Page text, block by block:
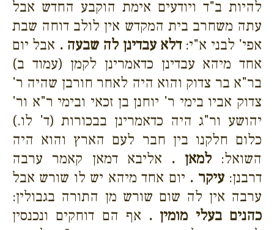
להיות ב"ד ויודעים אימת הוקבע החדש אבל
עתה משחרב בית המקדש אין לולב דוחה שבת
אפי' לבני א"י:דלא עבדינן לה שבעה . אבל יום
אחד מיהא עבדינן כדאמרינן לקמן (עמוד ב)
בר"א בר צדוק והוא היה לאחר חורבן שהיה ר'
צדוק אביו בימי ר' יוחנן בן זכאי ובימי ר"א ור'
יהושע ור"ג היה כדאמרינן בבכורות (ד' לו.)
כלום חלקנו בין חבר לעם הארץ והוא היה
השואל:למאן . אליבא דמאן קאמר ערבה
דרבנן:עיקר . יום אחד מיהא יש לו שורש אבל
ערבה אין לה שום שורש מן התורה בגבולין:
כהנים בעלי מומין . אף הם דוחקים ונכנסין